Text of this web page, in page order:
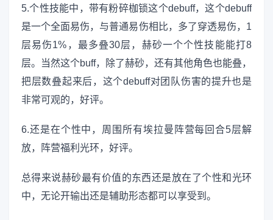
5.个性技能中，带有粉碎枷锁这个debuff，这个debuff
是一个全面易伤，与普通易伤相比，多了穿透易伤，1
层易伤1%，最多叠30层，赫砂一个个性技能能打8
层。当然这个buff，除了赫砂，还有其他角色也能叠，
把层数叠起来后，这个debuff对团队伤害的提升也是
非常可观的，好评。
6.还是在个性中，周围所有埃拉曼阵营每回合5层解
放，阵营福利光环，好评。
总得来说赫砂最有价值的东西还是放在了个性和光环
中，无论开输出还是辅助形态都可以享受到。